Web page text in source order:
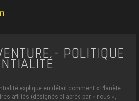
- POLITIQUE
explique en détail comment « Planète
affiliés (désignés ci-après par « nous »,